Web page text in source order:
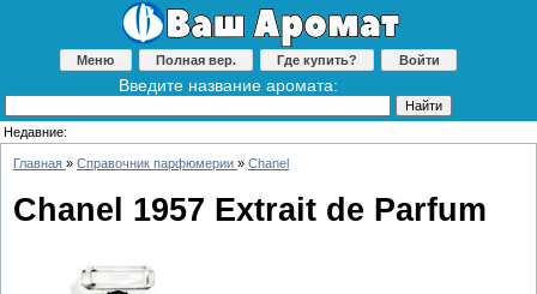
Меню Полная вер. Где купить? Войти
Введите название аромата:
Недавние:
Главная » Справочник парфюмерии » Chanel
Chanel 1957 Extrait de Parfum